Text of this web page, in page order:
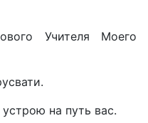
Учителя Моего
на путь вас.